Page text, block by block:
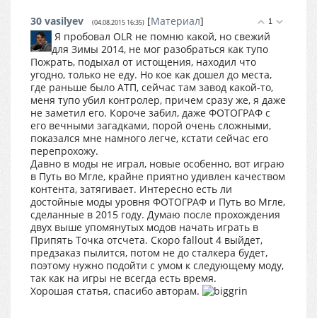
1
30 vasilyev (04.08.2015 16:35) [Материал]
Я пробовал OLR не помню какой, но свежий
для Зимы 2014, не мог разобраться как тупо
Пожрать, подыхал от истощения, находил что
угодно, только не еду. Но кое как дошел до места,
где раньше было АТП, сейчас там завод какой-то,
меня тупо убил контролер, причем сразу же, я даже
не заметил его. Короче забил, даже ФОТОГРАФ с
его вечными загадками, порой очень сложными,
показался мне намного легче, кстати сейчас его
перепрохожу.
Давно в моды не играл, новые особенно, вот играю
в Путь во Мгле, крайне приятно удивлен качеством
контента, затягивает. Интересно есть ли
достойные моды уровня ФОТОГРАФ и Путь во Мгле,
сделанные в 2015 году. Думаю после прохождения
двух выше упомянутых модов начать играть в
Припять Точка отсчета. Скоро fallout 4 выйдет,
предзаказ пылится, потом не до сталкера будет,
поэтому нужно подойти с умом к следующему моду,
так как на игры не всегда есть время.
Хорошая статья, спасибо авторам.